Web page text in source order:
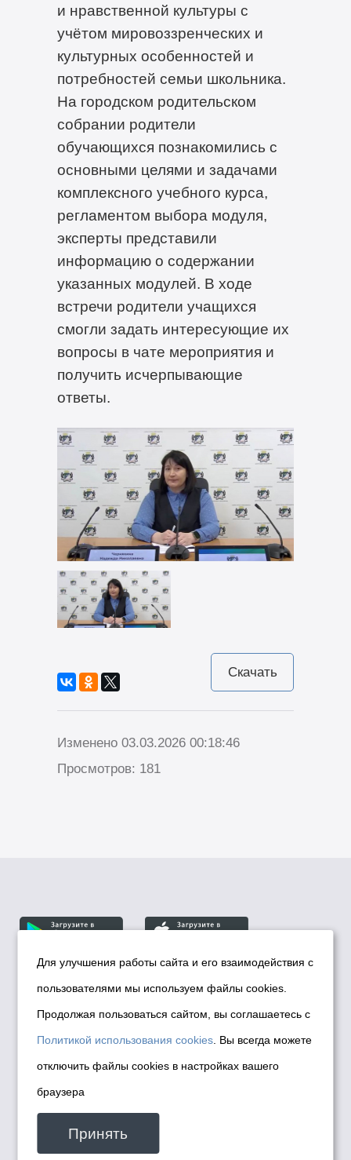
и нравственной культуры с
учётом мировоззренческих и
культурных особенностей и
потребностей семьи школьника.
На городском родительском
собрании родители
обучающихся познакомились с
основными целями и задачами
комплексного учебного курса,
регламентом выбора модуля,
эксперты представили
информацию о содержании
указанных модулей. В ходе
встречи родители учащихся
смогли задать интересующие их
вопросы в чате мероприятия и
получить исчерпывающие
ответы.
Скачать
Изменено 03.03.2026 00:18:46
Просмотров: 181
© Департамент информационной политики мэрии
города Новосибирска, 2026
Политика использования Cookies
Политика по обработке персональных
данных в информационных системах
мэрии города Новосибирска
Техническая поддержка сайта -
malinchukvl@mail.ru
Для улучшения работы сайта и его взаимодействия с
пользователями мы используем файлы cookies.
Продолжая пользоваться сайтом, вы соглашаетесь с
Политикой использования cookies . Вы всегда можете
отключить файлы cookies в настройках вашего
браузера
Принять